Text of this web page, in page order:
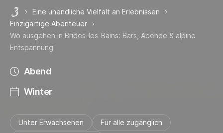
Les 3 Vallées
Eine unendliche Vielfalt an Erlebnissen
Einzigartige Abenteuer
Wo ausgehen in Brides-les-Bains: Bars, Abende & alpine
Entspannung
Abend
Winter
Unter Erwachsenen
Für alle zugänglich